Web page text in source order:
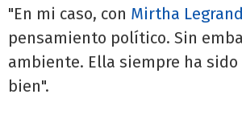
"En mi caso, con Mirtha Legrand
pensamiento político. Sin
ambiente. Ella siempre ha
bien".